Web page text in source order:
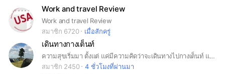
Work and travel Review
Work and travel Review
สมาชิก 6720
เมื่อสักครู่
เดินทางกางเต็นท์
ความสุขเริ่มมา ตั้งแต่ แค่มีความคิดว่าจะเดินทางไปกางเต็นท์ แล้วครับ และจุดหมายปลายทาง ที่ตั้งใจไว้ จะไปหาธรรมชาติ ไปกางเต็นท์ นอนดูดาว สูดอากาศบริสุทธิ์ เพื่อชีวิตจะได้มีพลัง ต่อสู้กับงาน ในวันข้างหน้าต่อไป ไปกันไปกัน ไปกางเต็นท์ ลุย!!!
สมาชิก 2450
4 ชั่วโมงที่ผ่านมา